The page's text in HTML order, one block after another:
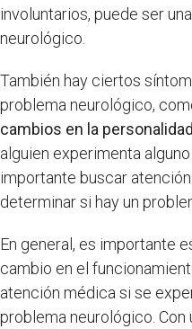
involuntarios, puede ser
neurológico.
También hay ciertos
problema neurológico,
cambios en la
alguien experimenta
importante buscar
determinar si hay un
En general, es importante
cambio en el
atención médica si se
problema neurológico.